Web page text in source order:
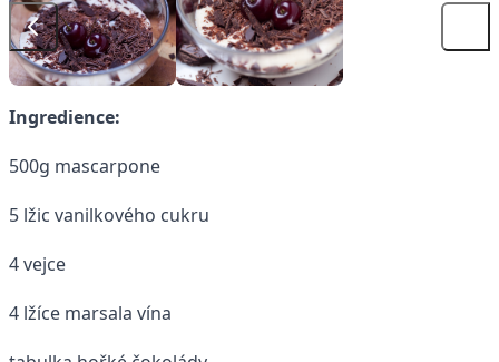
Ingredience:
500g mascarpone
5 lžic vanilkového cukru
4 vejce
4 lžíce marsala vína